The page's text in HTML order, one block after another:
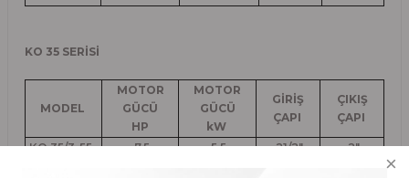
KO 35 SERİSİ
MODEL
MOTOR
GÜCÜ
HP
MOTOR
GÜCÜ
kW
GİRİŞ
ÇAPI
ÇIKIŞ
ÇAPI
KO 35/3-55 7,5 5,5 21/2"
2"